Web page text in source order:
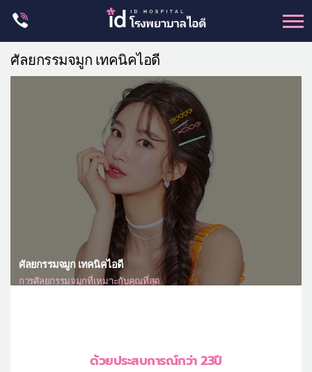
ศัลยกรรม โครงหน้า
ขากรรไกร
แผนกผิวหนัง
ศัลยกรรมจมูก เทคนิคไอดี
ศัลยกรรมจมูก เทคนิคไอดี
การศัลยกรรมจมูกที่เหมาะกับคุณที่สุด
ด้วยประสบการณ์กว่า 23ปี